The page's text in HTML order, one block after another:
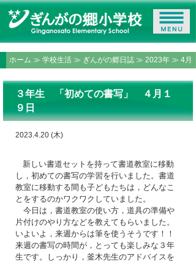
ホーム ≫ 学校生活 ≫ ぎんがの郷日誌 ≫ 2023年 ≫ 4月
３年生 「初めての書写」 ４月１
９日
2023.4.20 (木)
新しい書道セットを持って書道教室に移動
し，初めての書写の学習を行いました。書道
教室に移動する間も子どもたちは，どんなこ
とをするのかワクワクしていました。
今日は，書道教室の使い方，道具の準備や
片付けのやり方などを教えてもらいました。
いよいよ，来週からは筆を使うそうです！！
来週の書写の時間が，とっても楽しみな３年
生です。しっかり，釜木先生のアドバイスを